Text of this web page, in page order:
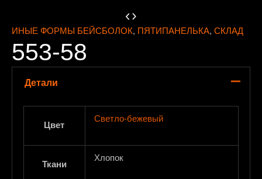
ИНЫЕ ФОРМЫ БЕЙСБОЛОК, ПЯТИПАНЕЛЬКА, СКЛАД
553-58
Детали
Цвет
Светло-бежевый
Ткани
Хлопок